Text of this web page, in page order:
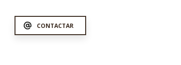
CONTACTAR